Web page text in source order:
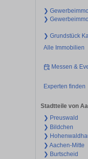
❯
❯
❯ Grundstück
Alle Immobilien
Messen &
Experten finden
Stadtteile von
❯ Preuswald
❯ Bildchen
❯
❯ Aachen-Mitte
❯ Burtscheid